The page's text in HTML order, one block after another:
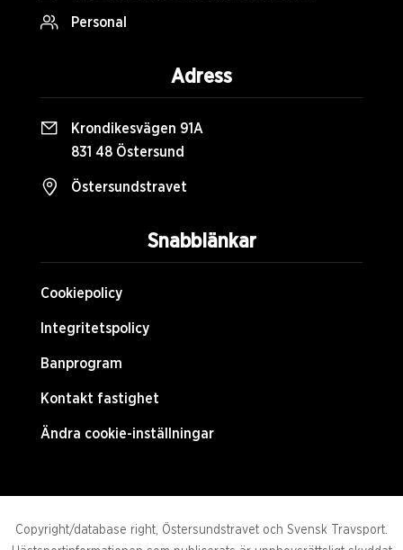
Snabblänkar
Cookiepolicy
Integritetspolicy
Banprogram
Kontakt fastighet
Ändra cookie-inställningar
Personal
Adress
Krondikesvägen 91A
831 48 Östersund
Östersundstravet
Copyright/database right, Östersundstravet och Svensk Travsport.